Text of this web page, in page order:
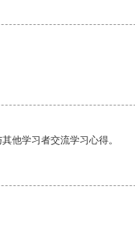
他学习者交流学习心得。